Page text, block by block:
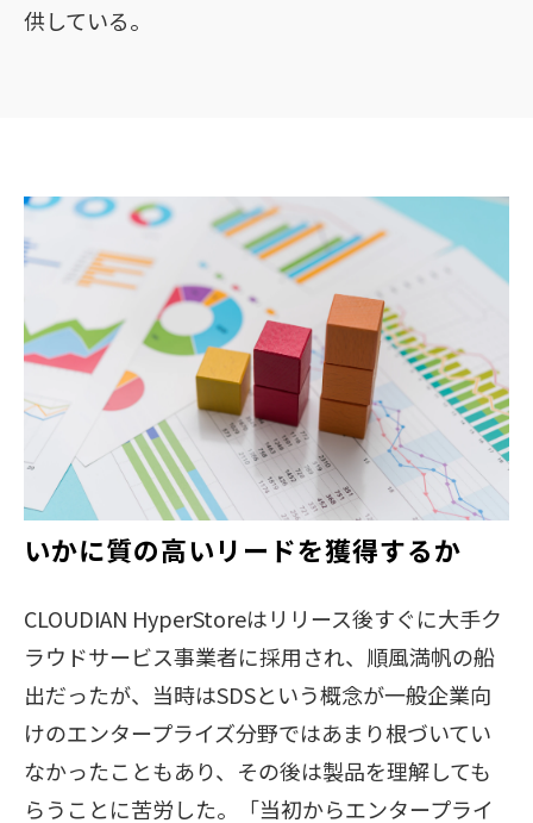
供している。
いかに質の高いリードを獲得するか
CLOUDIAN HyperStoreはリリース後すぐに大手ク
ラウドサービス事業者に採用され、順風満帆の船
出だったが、当時はSDSという概念が一般企業向
けのエンタープライズ分野ではあまり根づいてい
なかったこともあり、その後は製品を理解しても
らうことに苦労した。「当初からエンタープライ